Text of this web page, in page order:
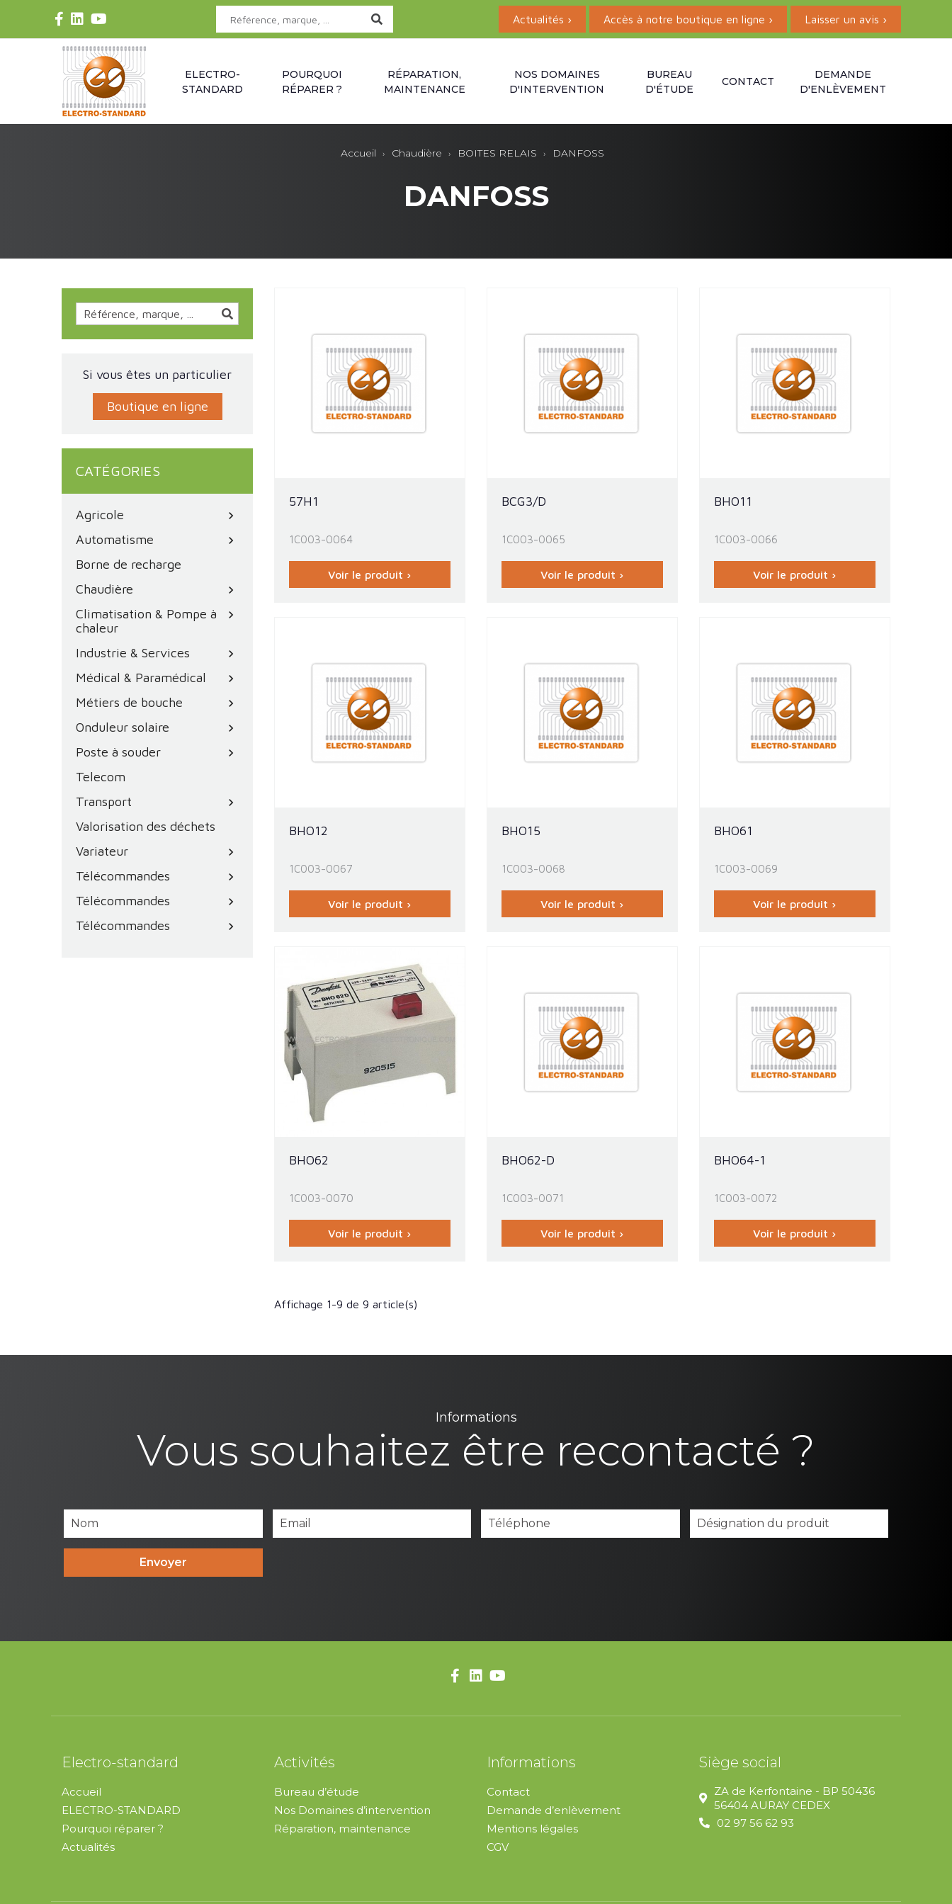
Actualités › Accès à notre boutique en ligne › Laisser un avis ›
ELECTRO-
STANDARD
POURQUOI
RÉPARER ?
RÉPARATION,
MAINTENANCE
NOS DOMAINES
D'INTERVENTION
BUREAU
D'ÉTUDE
CONTACT
DEMANDE
D'ENLÈVEMENT
Accueil Chaudière BOITES RELAIS DANFOSS
DANFOSS
Si vous êtes un particulier
Boutique en ligne
CATÉGORIES
Agricole chevron_right
Automatisme chevron_right
Borne de recharge
Chaudière
chevron_right
Climatisation & Pompe à
chaleur
chevron_right
Industrie & Services chevron_right
Médical & Paramédical chevron_right
Métiers de bouche chevron_right
Onduleur solaire chevron_right
Poste à souder chevron_right
Telecom
Transport
chevron_right
Valorisation des déchets
Variateur
chevron_right
Télécommandes chevron_right
Télécommandes chevron_right
Télécommandes chevron_right
57H1
1C003-0064
Voir le produit ›
BCG3/D
1C003-0065
Voir le produit ›
BHO11
1C003-0066
Voir le produit ›
BHO12
1C003-0067
Voir le produit ›
BHO15
1C003-0068
Voir le produit ›
BHO61
1C003-0069
Voir le produit ›
BHO62
1C003-0070
Voir le produit ›
BHO62-D
1C003-0071
Voir le produit ›
BHO64-1
1C003-0072
Voir le produit ›
Affichage 1-9 de 9 article(s)
Informations
Vous souhaitez être recontacté ?
Envoyer
Electro-standard
Accueil
ELECTRO-STANDARD
Pourquoi réparer ?
Actualités
Activités
Bureau d’étude
Nos Domaines d’intervention
Réparation, maintenance
Informations
Contact
Demande d’enlèvement
Mentions légales
CGV
Siège social
ZA de Kerfontaine - BP 50436
56404 AURAY CEDEX
02 97 56 62 93